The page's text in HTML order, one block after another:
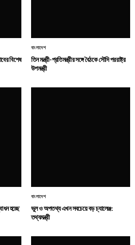
বিশেষ
বাংলাদেশ
তিন মন্ত্রী-প্রতিমন্ত্রীর সঙ্গে বৈঠকে সৌদি পররাষ্ট্র
উপমন্ত্রী
হচ্ছে
বাংলাদেশ
ভুল ও অপতথ্য এখন সবচেয়ে বড় চ্যালেঞ্জ:
তথ্যমন্ত্রী